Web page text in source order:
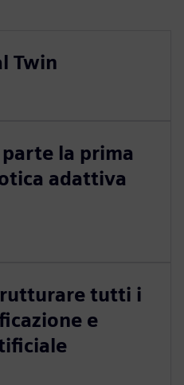
Twin
la prima
adattiva
tutti i
e